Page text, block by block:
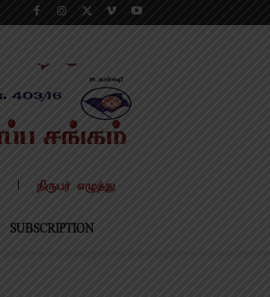
நிருபர் எழுத்து
SUBSCRIPTION